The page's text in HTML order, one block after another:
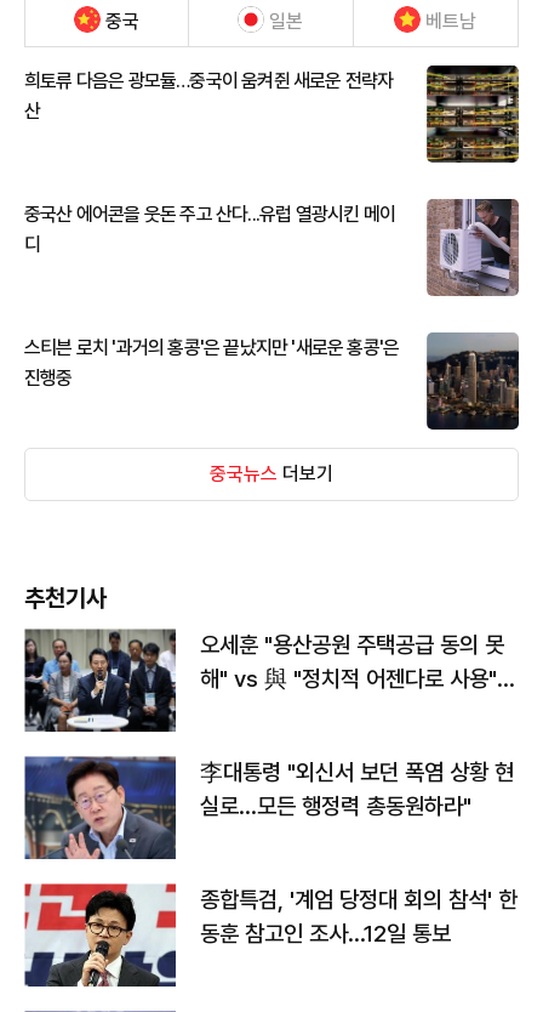
중국 일본 베트남
희토류 다음은 광모듈…중국이 움켜쥔 새로운 전략자
산
중국산 에어콘을 웃돈 주고 산다...유럽 열광시킨 메이
디
스티븐 로치 '과거의 홍콩'은 끝났지만 '새로운 홍콩'은
진행중
중국뉴스 더보기
추천기사
오세훈 "용산공원 주택공급 동의 못
해" vs 與 "정치적 어젠다로 사용"
李대통령 "외신서 보던 폭염 상황 현
실로…모든 행정력 총동원하라"
종합특검, '계엄 당정대 회의 참석' 한
동훈 참고인 조사...12일 통보